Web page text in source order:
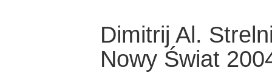
Dimitrij Al.
Nowy Świat